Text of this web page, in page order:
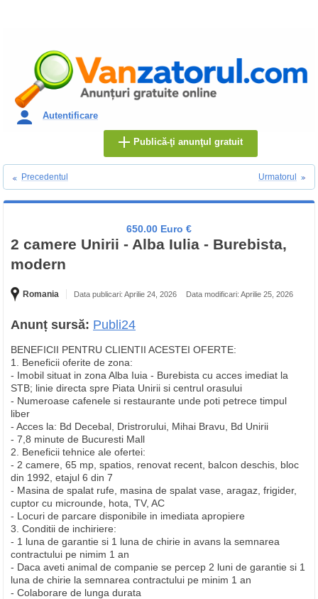
Autentificare
Publică-ţi anunţul gratuit
Precedentul Urmatorul
650.00 Euro €
2 camere Unirii - Alba Iulia - Burebista,
modern
Romania Data publicari: Aprilie 24, 2026 Data modificari: Aprilie 25, 2026
Anunț sursă: Publi24
BENEFICII PENTRU CLIENTII ACESTEI OFERTE:
1. Beneficii oferite de zona:
- Imobil situat in zona Alba Iuia - Burebista cu acces imediat la
STB; linie directa spre Piata Unirii si centrul orasului
- Numeroase cafenele si restaurante unde poti petrece timpul
liber
- Acces la: Bd Decebal, Dristrorului, Mihai Bravu, Bd Unirii
- 7,8 minute de Bucuresti Mall
2. Beneficii tehnice ale ofertei:
- 2 camere, 65 mp, spatios, renovat recent, balcon deschis, bloc
din 1992, etajul 6 din 7
- Masina de spalat rufe, masina de spalat vase, aragaz, frigider,
cuptor cu microunde, hota, TV, AC
- Locuri de parcare disponibile in imediata apropiere
3. Conditii de inchiriere:
- 1 luna de garantie si 1 luna de chirie in avans la semnarea
contractului pe nimim 1 an
- Daca aveti animal de companie se percep 2 luni de garantie si 1
luna de chirie la semnarea contractului pe minim 1 an
- Colaborare de lunga durata